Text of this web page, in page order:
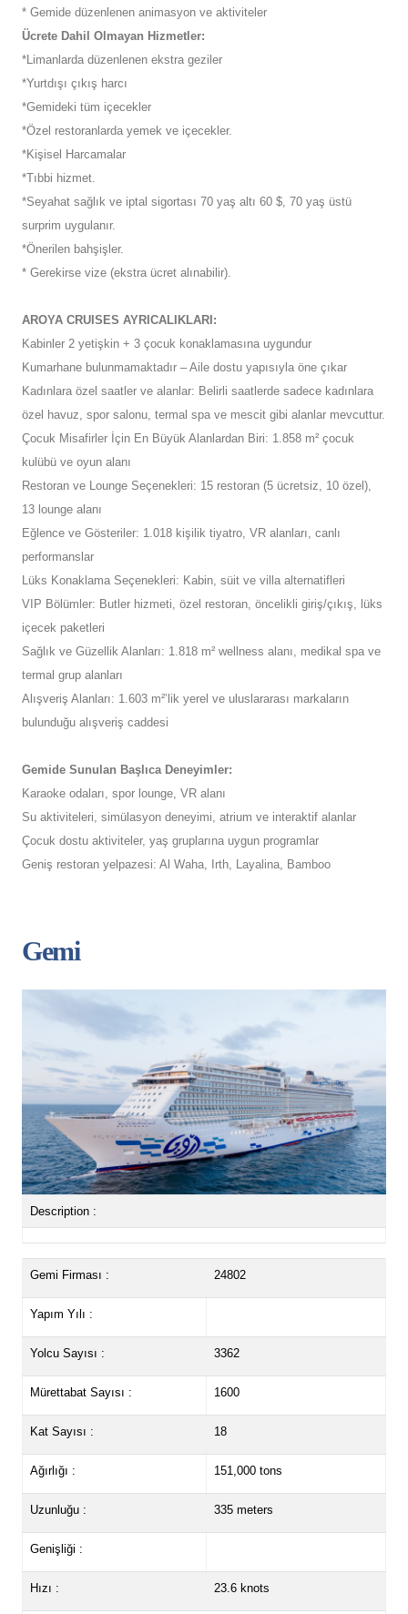
* Gemide düzenlenen animasyon ve aktiviteler
Ücrete Dahil Olmayan Hizmetler:
*Limanlarda düzenlenen ekstra geziler
*Yurtdışı çıkış harcı
*Gemideki tüm içecekler
*Özel restoranlarda yemek ve içecekler.
*Kişisel Harcamalar
*Tıbbi hizmet.
*Seyahat sağlık ve iptal sigortası 70 yaş altı 60 $, 70 yaş üstü
surprim uygulanır.
*Önerilen bahşişler.
* Gerekirse vize (ekstra ücret alınabilir).
AROYA CRUISES AYRICALIKLARI:
Kabinler 2 yetişkin + 3 çocuk konaklamasına uygundur
Kumarhane bulunmamaktadır – Aile dostu yapısıyla öne çıkar
Kadınlara özel saatler ve alanlar: Belirli saatlerde sadece kadınlara
özel havuz, spor salonu, termal spa ve mescit gibi alanlar mevcuttur.
Çocuk Misafirler İçin En Büyük Alanlardan Biri: 1.858 m² çocuk
kulübü ve oyun alanı
Restoran ve Lounge Seçenekleri: 15 restoran (5 ücretsiz, 10 özel),
13 lounge alanı
Eğlence ve Gösteriler: 1.018 kişilik tiyatro, VR alanları, canlı
performanslar
Lüks Konaklama Seçenekleri: Kabin, süit ve villa alternatifleri
VIP Bölümler: Butler hizmeti, özel restoran, öncelikli giriş/çıkış, lüks
içecek paketleri
Sağlık ve Güzellik Alanları: 1.818 m² wellness alanı, medikal spa ve
termal grup alanları
Alışveriş Alanları: 1.603 m²’lik yerel ve uluslararası markaların
bulunduğu alışveriş caddesi
Gemide Sunulan Başlıca Deneyimler:
Karaoke odaları, spor lounge, VR alanı
Su aktiviteleri, simülasyon deneyimi, atrium ve interaktif alanlar
Çocuk dostu aktiviteler, yaş gruplarına uygun programlar
Geniş restoran yelpazesi: Al Waha, Irth, Layalina, Bamboo
Gemi
Description :
Gemi Firması : 24802
Yapım Yılı :
Yolcu Sayısı : 3362
Mürettabat Sayısı : 1600
Kat Sayısı : 18
Ağırlığı : 151,000 tons
Uzunluğu : 335 meters
Genişliği :
Hızı : 23.6 knots